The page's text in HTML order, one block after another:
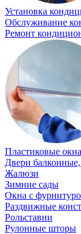
Установка
Обслуживание
Ремонт
Пластиковые окна
Двери
Жалюзи
Зимние сады
Окна с
Раздвижные
Рольставни
Рулонные шторы